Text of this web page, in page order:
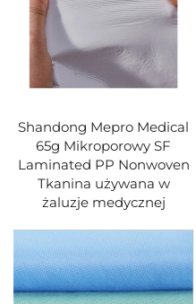
Shandong Mepro Medical
65g Mikroporowy SF
Laminated PP Nonwoven
Tkanina używana w
żaluzje medycznej